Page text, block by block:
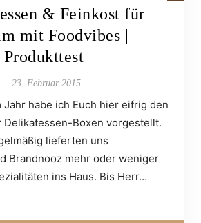
& Feinkost für
mit Foodvibes |
Produkttest
23. Februar 2015
Jahr habe ich Euch hier eifrig den
Delikatessen-Boxen vorgestellt.
lieferten uns
Brandnooz mehr oder weniger
ins Haus. Bis Herr…